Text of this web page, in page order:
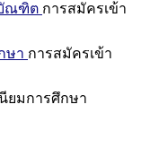
ณฑิต การสมัครเข้า
ษา การสมัครเข้า
ยมการศึกษา